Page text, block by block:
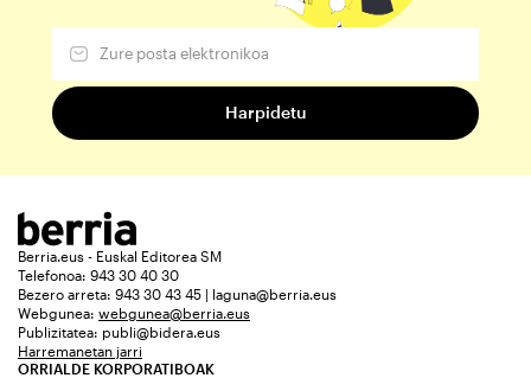
Berria.eus - Euskal Editorea SM
Telefonoa: 943 30 40 30
Bezero arreta: 943 30 43 45 | laguna@berria.eus
Webgunea: webgunea@berria.eus
Publizitatea: publi@bidera.eus
Harremanetan jarri
ORRIALDE KORPORATIBOAK